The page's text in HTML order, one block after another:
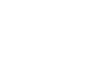
en
con la
usuarios
riesgos y